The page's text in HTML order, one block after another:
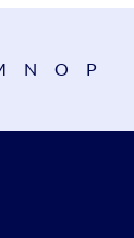
N O
P